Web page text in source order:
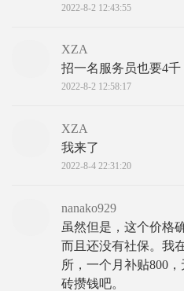
2022-8-2 12:43:55
XZA
招一名服务员也要4千
2022-8-2 12:58:17
XZA
我来了
2022-8-4 22:31:20
nanako929
虽然但是，这个价格
而且还没有社保。我
所，一个月补贴800
砖攒钱吧。